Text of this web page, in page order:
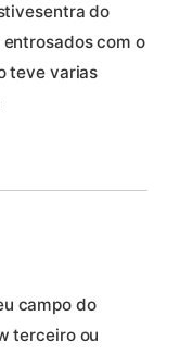
do
com o
teve varias
campo do
terceiro ou